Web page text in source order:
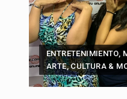
ENTRETENIMIENTO,
ARTE, CULTURA &